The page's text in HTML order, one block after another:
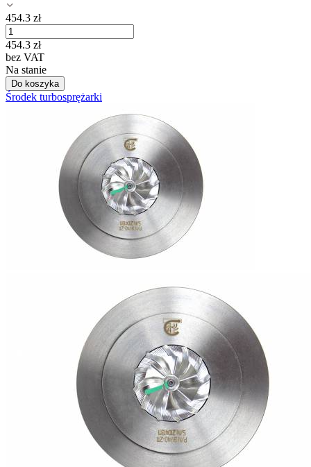
454.3 zł
454.3 zł
bez VAT
Na stanie
Do koszyka
Środek turbosprężarki